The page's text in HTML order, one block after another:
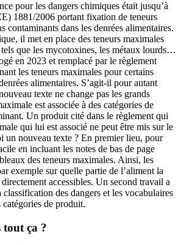
pour les dangers chimiques était jusqu’à
1881/2006 portant fixation de teneurs
contaminants dans les denrées alimentaires.
il met en place des teneurs maximales
que les mycotoxines, les métaux lourds…
en 2023 et remplacé par le règlement
les teneurs maximales pour certains
alimentaires. S’agit-il pour autant
texte ne change pas les grands
est associée à des catégories de
Un produit cité dans le règlement qui
qui lui est associé ne peut être mis sur le
un nouveau texte ? En premier lieu, pour
en incluant les notes de bas de page
des teneurs maximales. Ainsi, les
exemple sur quelle partie de l’aliment la
accessibles. Un second travail a
classification des dangers et les vocabulaires
de produit.
tout ça ?